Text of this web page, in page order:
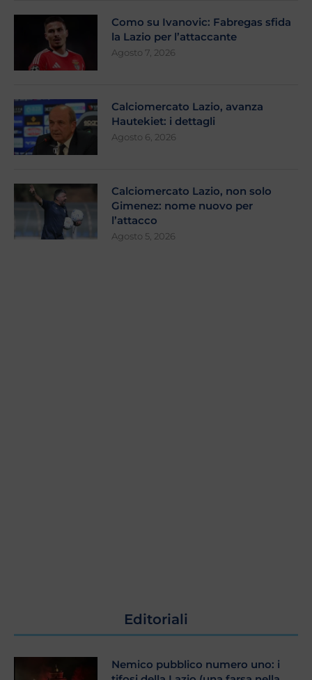
Como su Ivanovic: Fabregas sfida
la Lazio per l’attaccante
Agosto 7, 2026
Calciomercato Lazio, avanza
Hautekiet: i dettagli
Agosto 6, 2026
Calciomercato Lazio, non solo
Gimenez: nome nuovo per
l’attacco
Agosto 5, 2026
Editoriali
Nemico pubblico numero uno: i